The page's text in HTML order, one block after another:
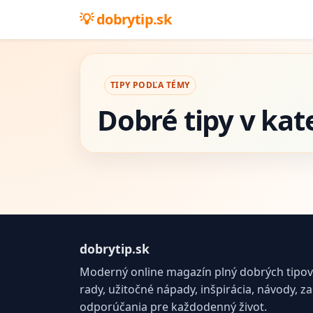
dobrytip.sk
TIPY PODĽA TÉMY
Dobré tipy v
dobrytip.sk
Moderný online magazín plný dobrých
rady, užitočné nápady, inšpirácia, návody,
odporúčania pre každodenný život.